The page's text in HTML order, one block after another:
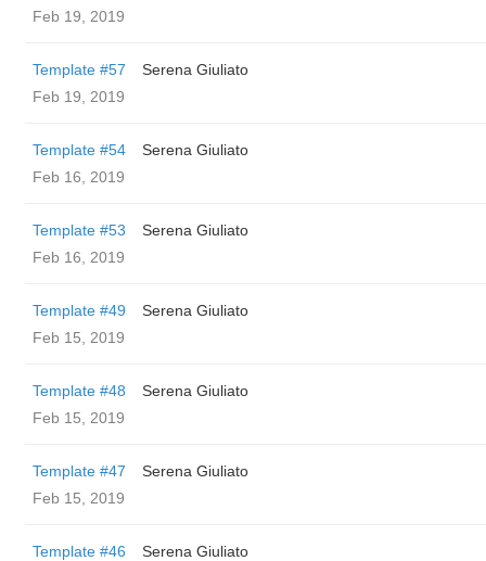
Feb 19, 2019
Template #57
Serena Giuliato
Feb 19, 2019
Template #54
Serena Giuliato
Feb 16, 2019
Template #53
Serena Giuliato
Feb 16, 2019
Template #49
Serena Giuliato
Feb 15, 2019
Template #48
Serena Giuliato
Feb 15, 2019
Template #47
Serena Giuliato
Feb 15, 2019
Template #46
Serena Giuliato